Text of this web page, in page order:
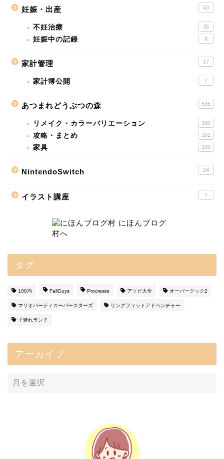
妊娠・出産 43
不妊治療 35
妊娠中の記録 8
家計管理 17
家計簿公開 7
あつまれどうぶつの森 535
リメイク・カラーバリエーション 330
攻略・まとめ 101
家具 100
NintendoSwitch 24
イラスト講座 7
タグ
100均 FallGuys Procreate アソビ大全 オーバークック2
マリオパーティスーパースターズ リングフィットアドベンチャー
子連れランチ
アーカイブ